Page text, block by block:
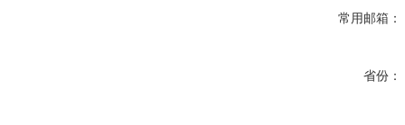
常用邮箱：
省份：